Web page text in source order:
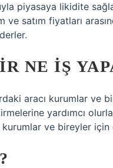
piyasaya likidite
ve satım fiyatları
NE IŞ
aracı kurumlar ve
yardımcı
ve bireyler